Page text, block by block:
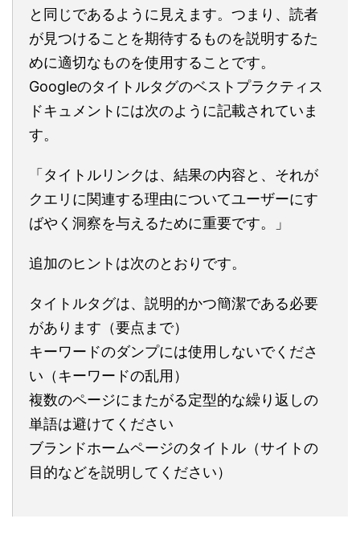
と同じであるように見えます。つまり、読者
が見つけることを期待するものを説明するた
めに適切なものを使用することです。
Googleのタイトルタグのベストプラクティス
ドキュメントには次のように記載されていま
す。
「タイトルリンクは、結果の内容と、それが
クエリに関連する理由についてユーザーにす
ばやく洞察を与えるために重要です。」
追加のヒントは次のとおりです。
タイトルタグは、説明的かつ簡潔である必要
があります（要点まで）
キーワードのダンプには使用しないでくださ
い（キーワードの乱用）
複数のページにまたがる定型的な繰り返しの
単語は避けてください
ブランドホームページのタイトル（サイトの
目的などを説明してください）